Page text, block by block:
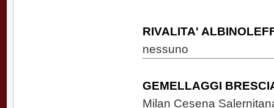
RIVALITA'
nessuno
GEMELLAGGI
Milan Cesena